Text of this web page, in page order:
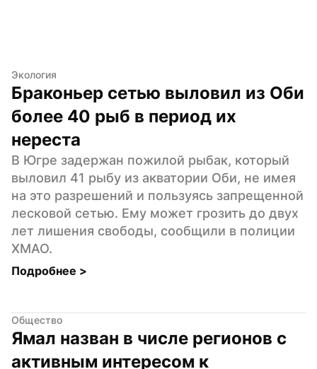
Экология
Браконьер сетью выловил из Оби
более 40 рыб в период их
нереста
В Югре задержан пожилой рыбак, который
выловил 41 рыбу из акватории Оби, не имея
на это разрешений и пользуясь запрещенной
лесковой сетью. Ему может грозить до двух
лет лишения свободы, сообщили в полиции
ХМАО.
Подробнее >
Общество
Ямал назван в числе регионов с
активным интересом к